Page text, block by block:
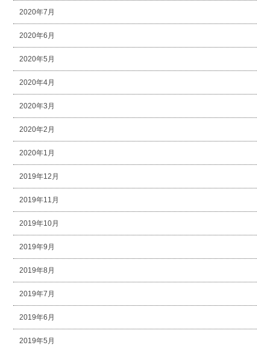
2020年7月
2020年6月
2020年5月
2020年4月
2020年3月
2020年2月
2020年1月
2019年12月
2019年11月
2019年10月
2019年9月
2019年8月
2019年7月
2019年6月
2019年5月